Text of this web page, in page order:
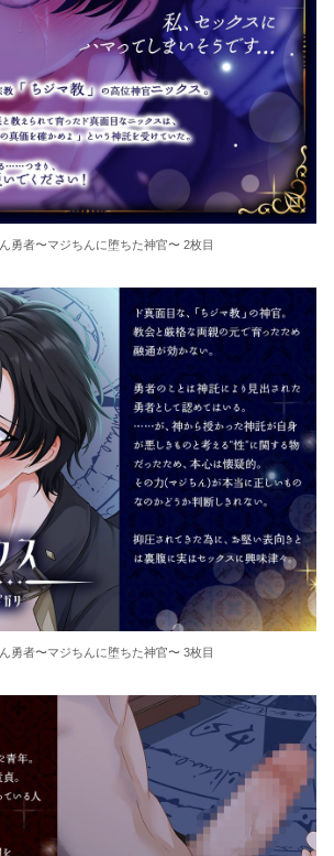
勇者〜マジちんに堕ちた神官〜 2枚目
勇者〜マジちんに堕ちた神官〜 3枚目